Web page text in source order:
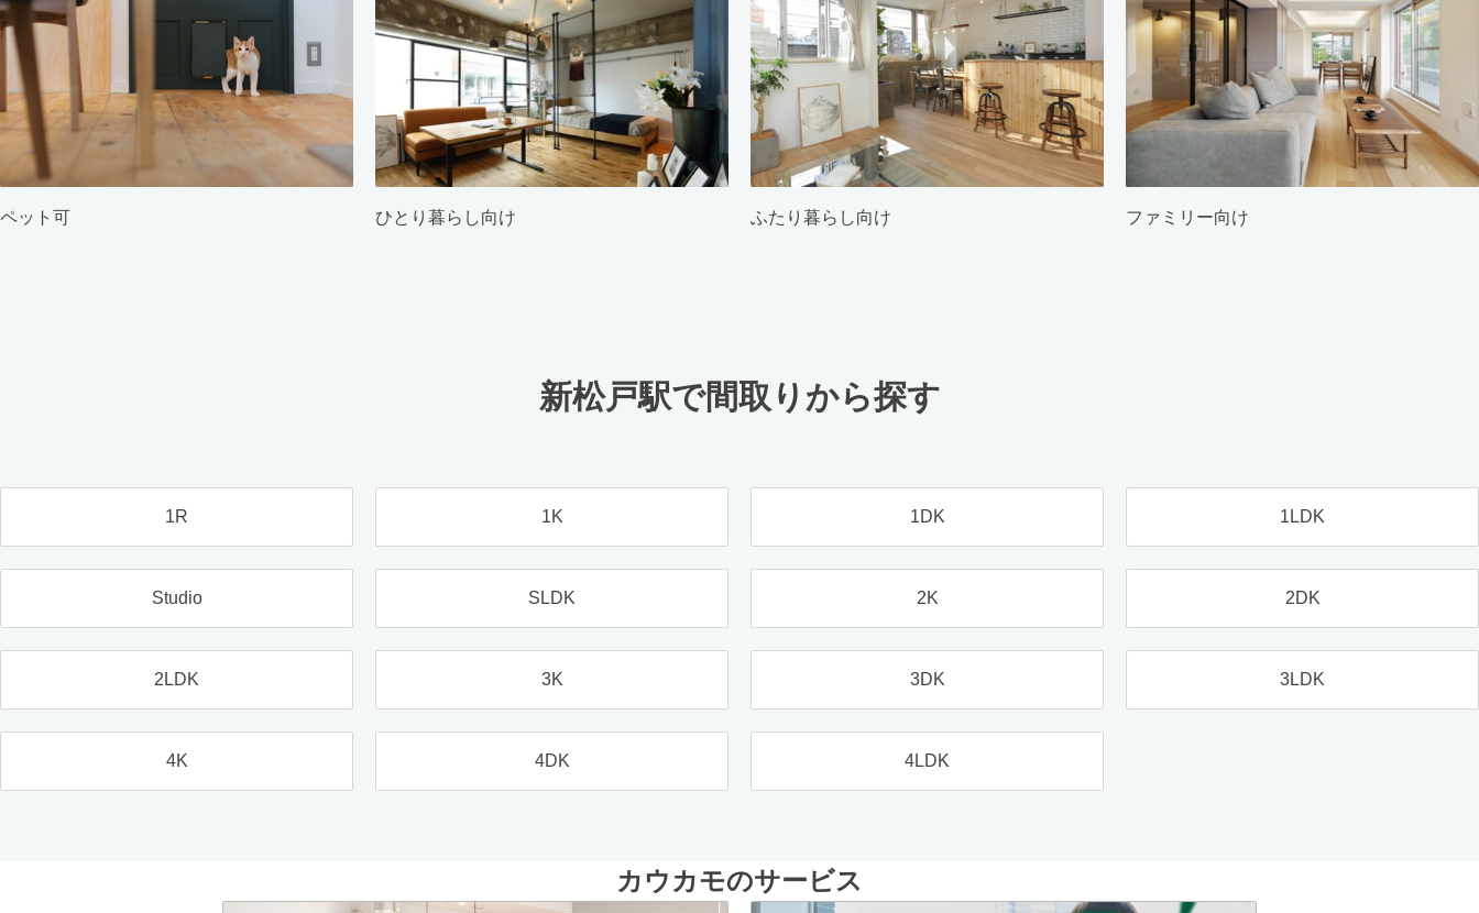
ペット可 ひとり暮らし向け ふたり暮らし向け ファミリー向け
新松戸駅で間取りから探す
1R 1K 1DK 1LDK
Studio SLDK 2K 2DK
2LDK 3K 3DK 3LDK
4K 4DK 4LDK
カウカモのサービス